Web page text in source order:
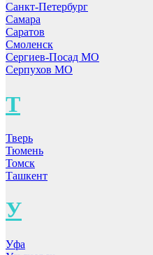
Санкт-Петербург
Самара
Саратов
Смоленск
Сергиев-Посад МО
Серпухов МО
Т
Тверь
Тюмень
Томск
Ташкент
У
Уфа